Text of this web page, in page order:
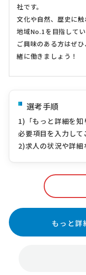
社です。
文化や自然、歴史に触
地域No.1を目指してい
ご興味のある方はぜ
緒に働きましょう！
選考手順
1)「もっと詳細を知
必要項目を入力して
2)求人の状況や詳細
もっと詳